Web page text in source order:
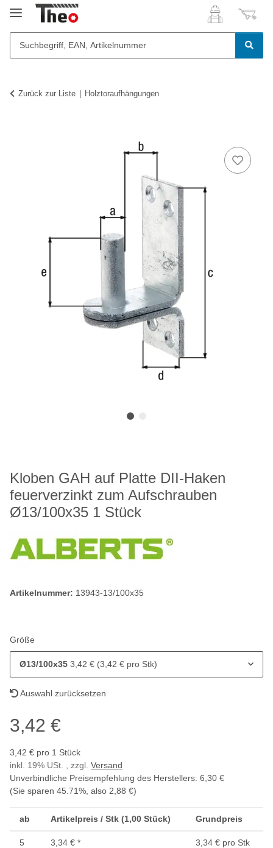
Zurück zur Liste Holztoraufhängungen
Kloben GAH auf Platte DII-Haken
feuerverzinkt zum Aufschrauben
Ø13/100x35 1 Stück
Artikelnummer: 13943-13/100x35
Größe
Ø13/100x35 3,42 € (3,42 € pro Stk)
Auswahl zurücksetzen
3,42 €
3,42 € pro 1 Stück
inkl. 19% USt. , zzgl. Versand
Unverbindliche Preisempfehlung des Herstellers: 6,30 €
(Sie sparen 45.71% , also 2,88 €)
ab Artikelpreis / Stk (1,00 Stück) Grundpreis
5 3,34 € * 3,34 € pro Stk